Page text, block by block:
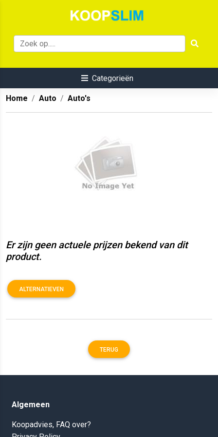
Categorieën
Home Auto Auto's
Er zijn geen actuele prijzen bekend van dit
product.
ALTERNATIEVEN
TERUG
Algemeen
Koopadvies, FAQ over?